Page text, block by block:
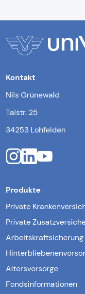
Kontakt
Nils Grünewald
Talstr. 25
34253 Lohfelden
Produkte
Private
Private
Arbeitskraftsicherung
Altersvorsorge
Fondsinformationen